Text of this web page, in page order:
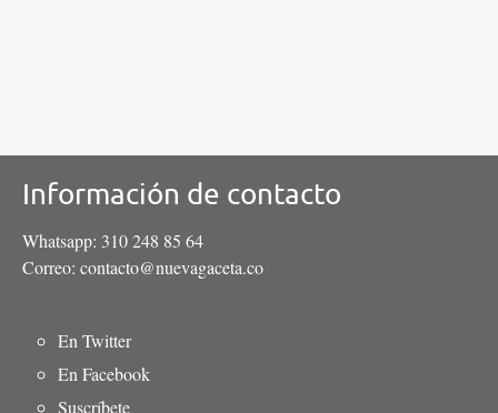
Información de contacto
Whatsapp: 310 248 85 64
Correo: contacto@nuevagaceta.co
Menú
del
pie
En Twitter
En Facebook
Suscríbete